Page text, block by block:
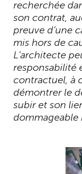
recherchée
son contrat,
preuve d’une
mis hors de
L’architecte
responsabilité
contractuel, à
démontrer le
subir et son
dommageable